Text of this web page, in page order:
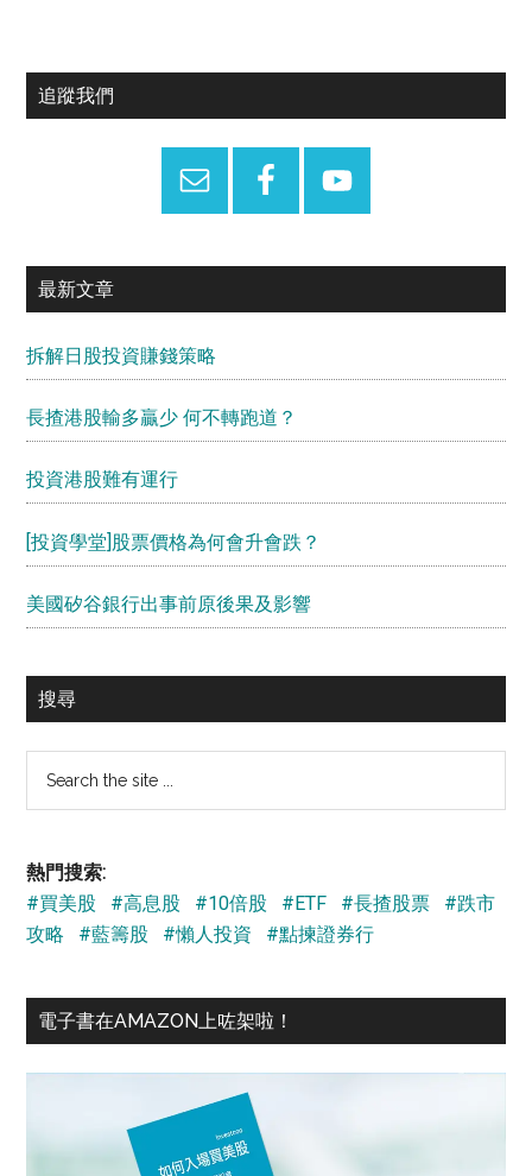
Primary
追蹤我們
最新文章
拆解日股投資賺錢策略
長揸港股輸多贏少 何不轉跑道？
投資港股難有運行
[投資學堂]股票價格為何會升會跌？
美國矽谷銀行出事前原後果及影響
搜尋
熱門搜索:
#買美股
#高息股 #10倍股 #ETF #長揸股票
#跌市
攻略
#藍籌股 #懶人投資 #點揀證券行
電子書在AMAZON上咗架啦！